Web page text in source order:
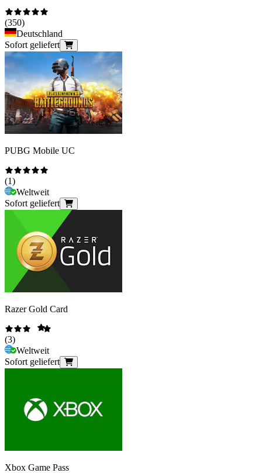
(350)
Deutschland
Sofort geliefert
PUBG Mobile UC
(1)
Weltweit
Sofort geliefert
Razer Gold Card
(3)
Weltweit
Sofort geliefert
Xbox Game Pass